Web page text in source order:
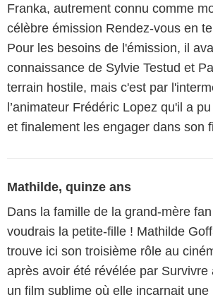
Franka, autrement connu comme
célèbre émission Rendez-vous en
Pour les besoins de l'émission, il
connaissance de Sylvie Testud et
terrain hostile, mais c'est par
l’animateur Frédéric Lopez qu'il a
et finalement les engager dans son
Mathilde, quinze ans
Dans la famille de la grand-mère
voudrais la petite-fille ! Mathilde
trouve ici son troisième rôle au
après avoir été révélée par Survivre
un film sublime où elle incarnait